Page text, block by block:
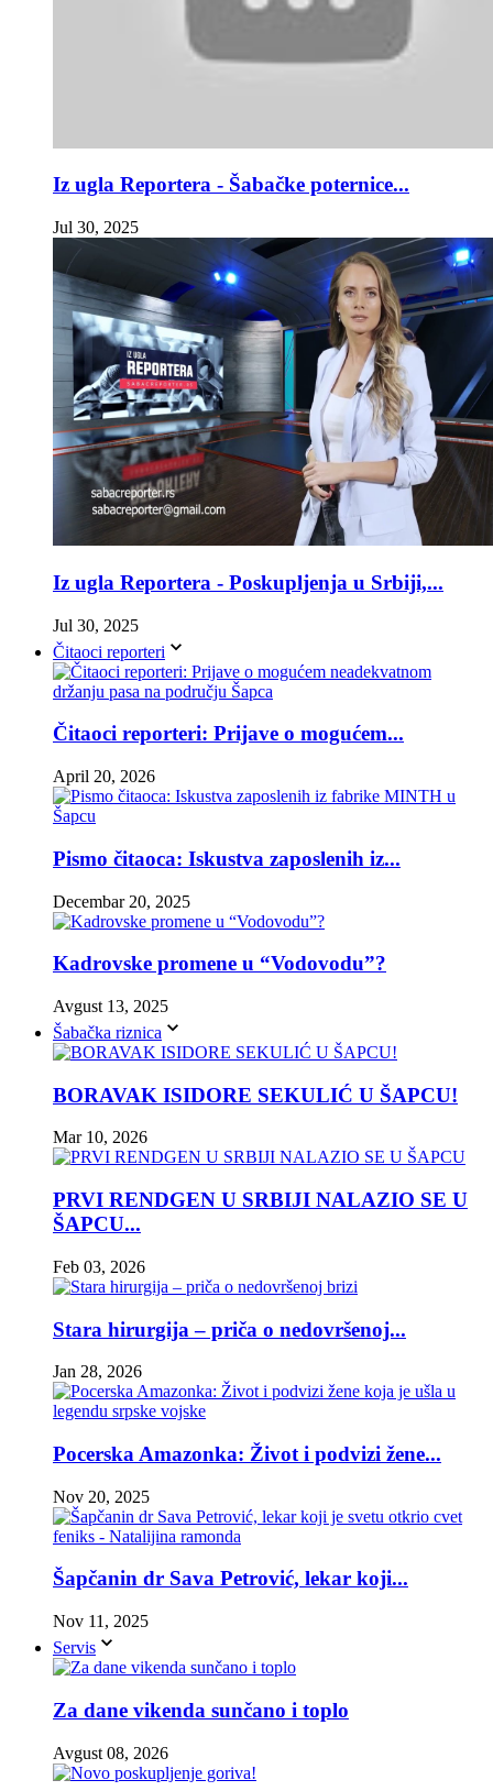
Iz ugla Reportera - Šabačke poternice...
Jul 30, 2025
Iz ugla Reportera - Poskupljenja u Srbiji,...
Jul 30, 2025
Čitaoci reporteri
Čitaoci reporteri: Prijave o mogućem...
April 20, 2026
Pismo čitaoca: Iskustva zaposlenih iz...
Decembar 20, 2025
Kadrovske promene u “Vodovodu”?
Avgust 13, 2025
Šabačka riznica
BORAVAK ISIDORE SEKULIĆ U ŠAPCU!
Mar 10, 2026
PRVI RENDGEN U SRBIJI NALAZIO SE U
ŠAPCU...
Feb 03, 2026
Stara hirurgija – priča o nedovršenoj...
Jan 28, 2026
Pocerska Amazonka: Život i podvizi žene...
Nov 20, 2025
Šapčanin dr Sava Petrović, lekar koji...
Nov 11, 2025
Servis
Za dane vikenda sunčano i toplo
Avgust 08, 2026